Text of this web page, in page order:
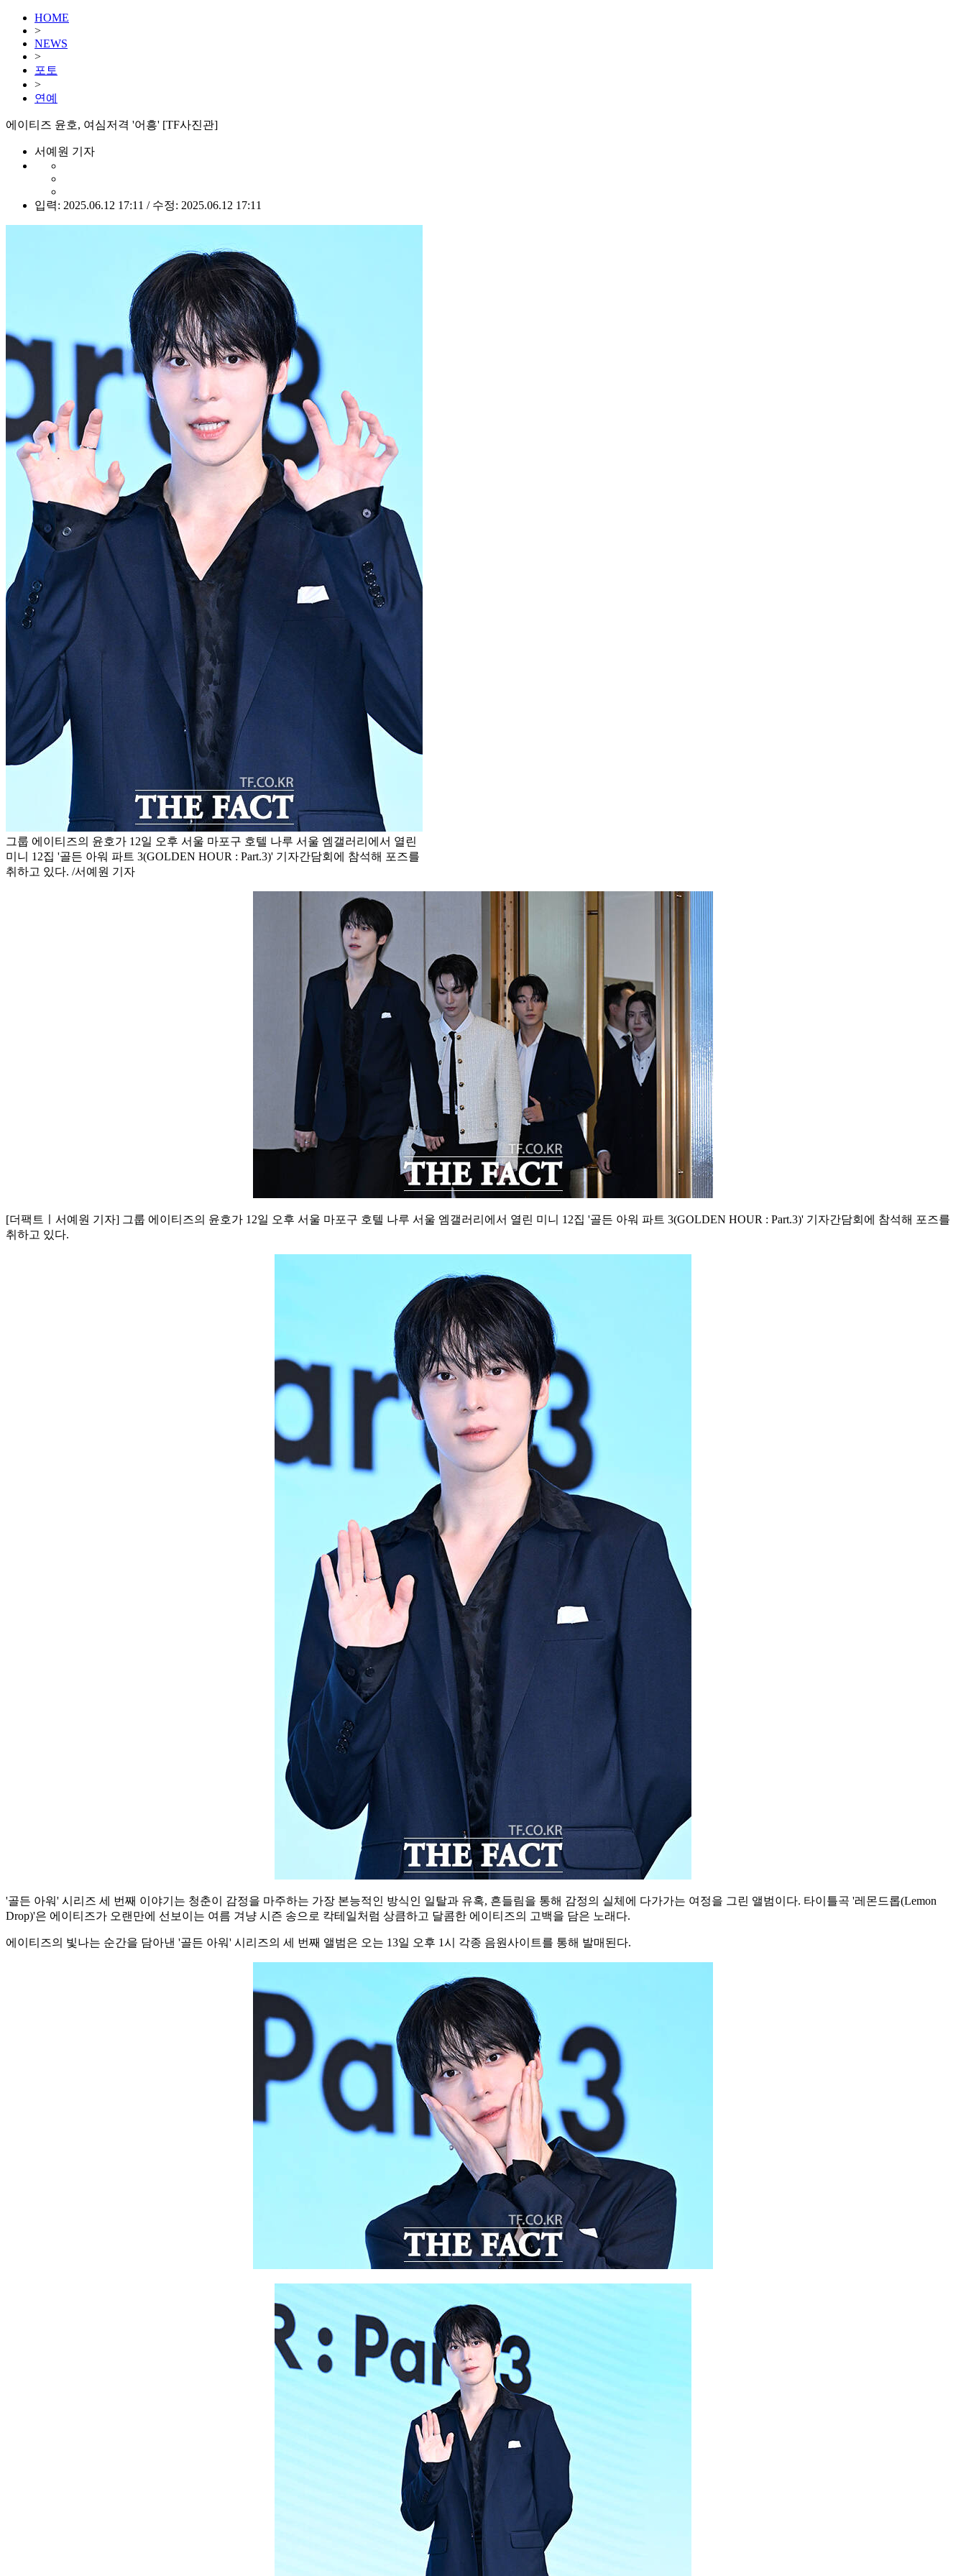
HOME
>
NEWS
>
포토
>
연예
에이티즈 윤호, 여심저격 '어흥' [TF사진관]
서예원 기자
입력: 2025.06.12 17:11 / 수정: 2025.06.12 17:11
그룹 에이티즈의 윤호가 12일 오후 서울 마포구 호텔 나루 서울 엠갤러리에서 열린
미니 12집 '골든 아워 파트 3(GOLDEN HOUR : Part.3)' 기자간담회에 참석해 포즈를
취하고 있다. /서예원 기자
[더팩트ㅣ서예원 기자] 그룹 에이티즈의 윤호가 12일 오후 서울 마포구 호텔 나루 서울 엠갤러리에서 열린 미니 12집 '골든 아워 파트 3(GOLDEN HOUR : Part.3)' 기자간담회에 참석해 포즈를
취하고 있다.
'골든 아워' 시리즈 세 번째 이야기는 청춘이 감정을 마주하는 가장 본능적인 방식인 일탈과 유혹, 흔들림을 통해 감정의 실체에 다가가는 여정을 그린 앨범이다. 타이틀곡 '레몬드롭(Lemon
Drop)'은 에이티즈가 오랜만에 선보이는 여름 겨냥 시즌 송으로 칵테일처럼 상큼하고 달콤한 에이티즈의 고백을 담은 노래다.
에이티즈의 빛나는 순간을 담아낸 '골든 아워' 시리즈의 세 번째 앨범은 오는 13일 오후 1시 각종 음원사이트를 통해 발매된다.